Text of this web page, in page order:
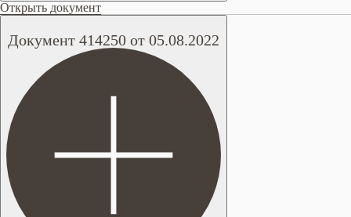
Открыть документ
Документ 414250 от 05.08.2022